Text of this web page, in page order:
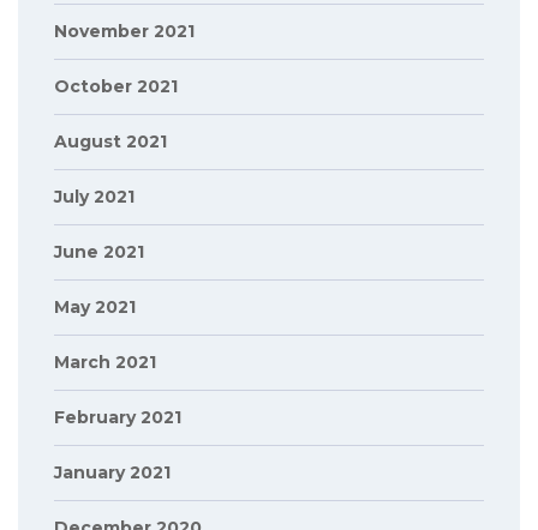
November 2021
October 2021
August 2021
July 2021
June 2021
May 2021
March 2021
February 2021
January 2021